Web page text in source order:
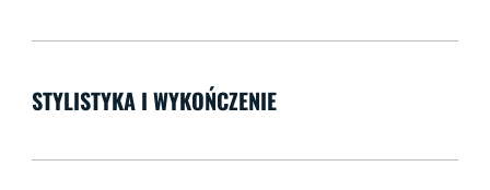
STYLISTYKA I WYKOŃCZENIE